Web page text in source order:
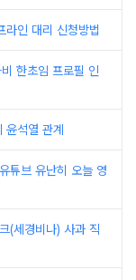
라인 대리 신청방법
한초임 프로필 인
석열 관계
튜브 유난히 오늘 영
(세경비나) 사과 직